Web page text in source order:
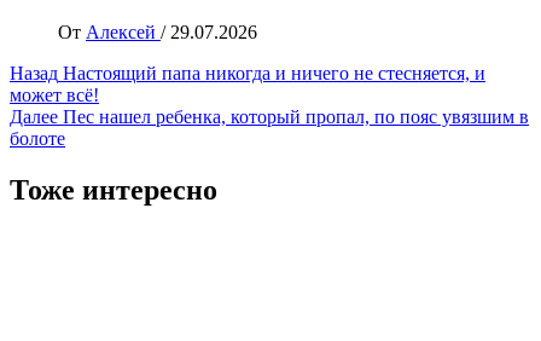
От Алексей / 29.07.2026
Навигация
записи
Назад Настоящий папа никогда и ничего не стесняется, и
может всё!
Далее Пес нашел ребенка, который пропал, по пояс увязшим в
болоте
Тоже интересно